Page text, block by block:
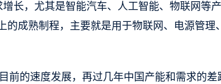
长，尤其是智能汽车、人工智能、物联网等
的成熟制程，主要就是用于物联网、电源管理
前的速度发展，再过几年中国产能和需求的